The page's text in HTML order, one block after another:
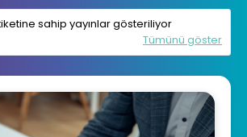
sahip yayınlar gösteriliyor
Tümünü göster